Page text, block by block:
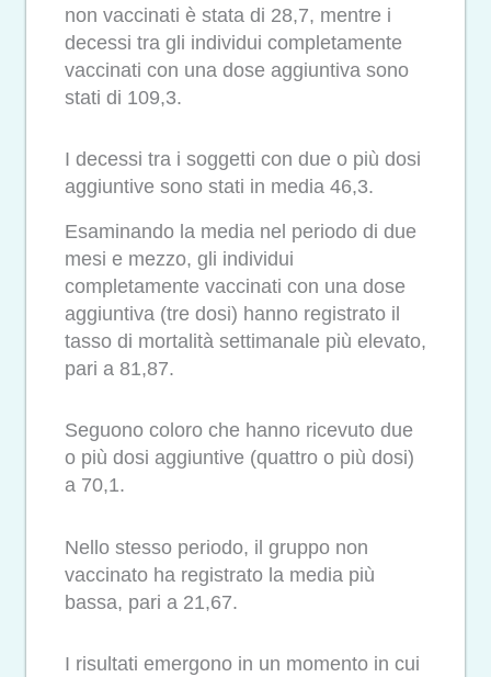
non vaccinati è stata di 28,7, mentre i
decessi tra gli individui completamente
vaccinati con una dose aggiuntiva sono
stati di 109,3.
I decessi tra i soggetti con due o più dosi
aggiuntive sono stati in media 46,3.
Esaminando la media nel periodo di due
mesi e mezzo, gli individui
completamente vaccinati con una dose
aggiuntiva (tre dosi) hanno registrato il
tasso di mortalità settimanale più elevato,
pari a 81,87.
Seguono coloro che hanno ricevuto due
o più dosi aggiuntive (quattro o più dosi)
a 70,1.
Nello stesso periodo, il gruppo non
vaccinato ha registrato la media più
bassa, pari a 21,67.
I risultati emergono in un momento in cui